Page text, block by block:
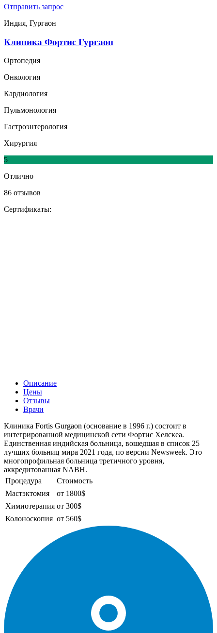
Отправить запрос
Индия, Гургаон
Клиника Фортис Гургаон
Ортопедия
Онкология
Кардиология
Пульмонология
Гастроэнтерология
Хирургия
5
Отлично
86 отзывов
Сертификаты:
Описание
Цены
Отзывы
Врачи
Клиника Fortis Gurgaon (основание в 1996 г.) состоит в
интегрированной медицинской сети Фортис Хелскеа.
Единственная индийская больница, вошедшая в список 25
лучших больниц мира 2021 года, по версии Newsweek. Это
многопрофильная больница третичного уровня,
аккредитованная NABH.
Процедура
Стоимость
Мастэктомия
от 1800$
Химиотерапия от 300$
Колоноскопия от 560$